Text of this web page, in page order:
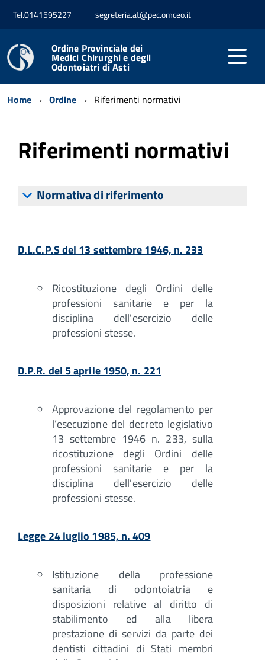
Tel.0141595227 segreteria.at@pec.omceo.it
Ordine Provinciale dei
Medici Chirurghi e degli
Odontoiatri di Asti
Home Ordine Riferimenti normativi
Riferimenti normativi
Normativa di riferimento
D.L.C.P.S del 13 settembre 1946, n. 233
Ricostituzione degli Ordini delle
professioni sanitarie e per la
disciplina dell'esercizio delle
professioni stesse.
D.P.R. del 5 aprile 1950, n. 221
Approvazione del regolamento per
l’esecuzione del decreto legislativo
13 settembre 1946 n. 233, sulla
ricostituzione degli Ordini delle
professioni sanitarie e per la
disciplina dell'esercizio delle
professioni stesse.
Legge 24 luglio 1985, n. 409
Istituzione della professione
sanitaria di odontoiatria e
disposizioni relative al diritto di
stabilimento ed alla libera
prestazione di servizi da parte dei
dentisti cittadini di Stati membri